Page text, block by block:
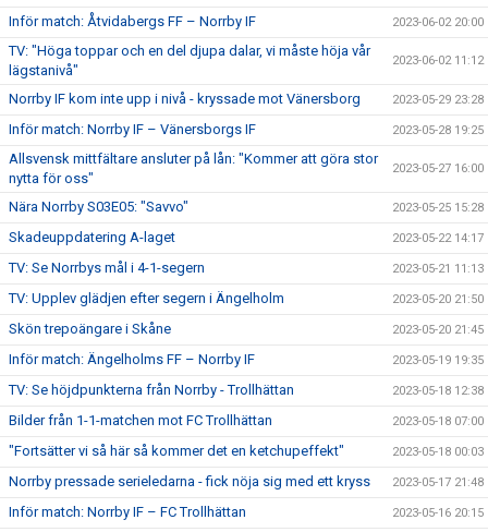
Inför match: Åtvidabergs FF – Norrby IF 2023-06-02 20:00
TV: "Höga toppar och en del djupa dalar, vi måste höja vår
lägstanivå"
2023-06-02 11:12
Norrby IF kom inte upp i nivå - kryssade mot Vänersborg 2023-05-29 23:28
Inför match: Norrby IF – Vänersborgs IF 2023-05-28 19:25
Allsvensk mittfältare ansluter på lån: "Kommer att göra stor
nytta för oss"
2023-05-27 16:00
Nära Norrby S03E05: "Savvo" 2023-05-25 15:28
Skadeuppdatering A-laget 2023-05-22 14:17
TV: Se Norrbys mål i 4-1-segern 2023-05-21 11:13
TV: Upplev glädjen efter segern i Ängelholm 2023-05-20 21:50
Skön trepoängare i Skåne 2023-05-20 21:45
Inför match: Ängelholms FF – Norrby IF 2023-05-19 19:35
TV: Se höjdpunkterna från Norrby - Trollhättan 2023-05-18 12:38
Bilder från 1-1-matchen mot FC Trollhättan 2023-05-18 07:00
"Fortsätter vi så här så kommer det en ketchupeffekt" 2023-05-18 00:03
Norrby pressade serieledarna - fick nöja sig med ett kryss 2023-05-17 21:48
Inför match: Norrby IF – FC Trollhättan 2023-05-16 20:15